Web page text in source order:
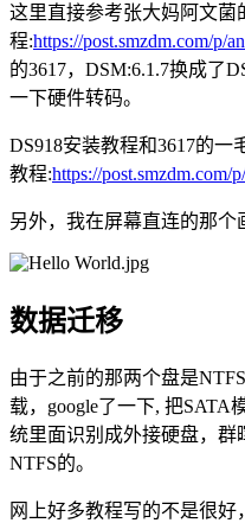
这里直接参考张大妈阿文菌
程:https://post.smzdm.com/p/
的3617，DSM:6.1.7换成了
一下硬件转码。
DS918安装教程和3617的
教程:https://post.smzdm.com/
另外，我在屏幕直连的那个
数据迁移
由于之前的那两个盘是
载，google了一下, 把SATA
统里面识别成外接硬盘，群
NTFS的。
网上好多教程写的不是很